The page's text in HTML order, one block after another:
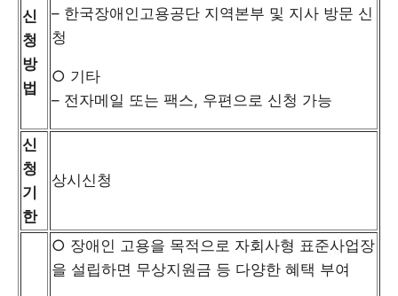
신
청
방
법
– 한국장애인고용공단 지역본부 및 지사 방문 신
청
○ 기타
– 전자메일 또는 팩스, 우편으로 신청 가능
신
청
기
한
상시신청
○ 장애인 고용을 목적으로 자회사형 표준사업장
을 설립하면 무상지원금 등 다양한 혜택 부여